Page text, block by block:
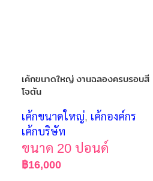
เค้กขนาดใหญ่ งานฉลองครบรอบสี
โจตัน
เค้กขนาดใหญ่, เค้กองค์กร
เค้กบริษัท
ขนาด 20 ปอนด์
฿16,000